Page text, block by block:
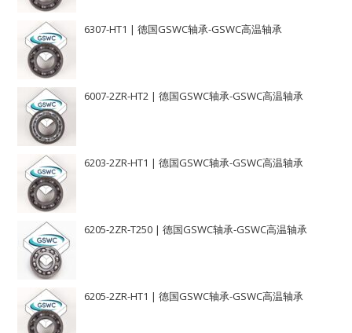
6307-HT1 | 德国GSWC轴承-GSWC高温轴承
6007-2ZR-HT2 | 德国GSWC轴承-GSWC高温轴承
6203-2ZR-HT1 | 德国GSWC轴承-GSWC高温轴承
6205-2ZR-T250 | 德国GSWC轴承-GSWC高温轴承
6205-2ZR-HT1 | 德国GSWC轴承-GSWC高温轴承